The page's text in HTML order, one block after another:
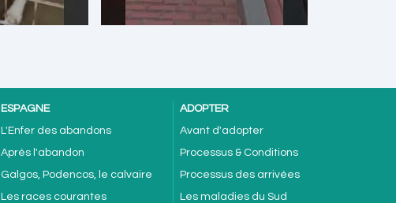
ESPAGNE
L'Enfer des abandons
Après l'abandon
Galgos, Podencos, le calvaire
Les races courantes
ADOPTER
Avant d'adopter
Processus & Conditions
Processus des arrivées
Les maladies du Sud